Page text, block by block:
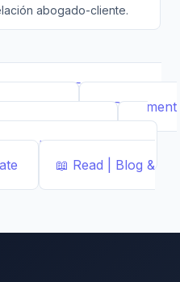
abogado-cliente.
— 1,050+ Attorney-
Letter 📄 Document
Template
📊
Calculators Calculator
📖 Read | Blog &